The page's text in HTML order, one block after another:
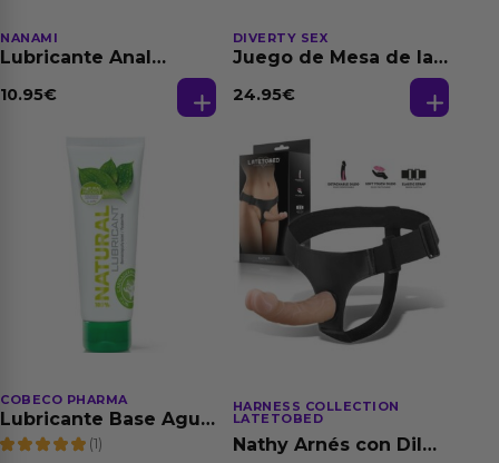
NANAMI
Lubricante Anal
Dilatación Base Agua
10.95€
DIVERTY SEX
Juego de Mesa de las
24.95€
COBECO PHARMA
Lubricante Base Agua
100% Natural 125 ml
(1)
HARNESS COLLECTION
LATETOBED
Nathy Arnés con Dildo